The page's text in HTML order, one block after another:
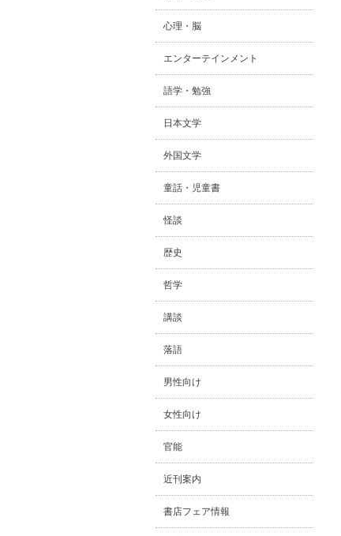
心理・脳
エンターテインメント
語学・勉強
日本文学
外国文学
童話・児童書
怪談
歴史
哲学
講談
落語
男性向け
女性向け
官能
近刊案内
書店フェア情報